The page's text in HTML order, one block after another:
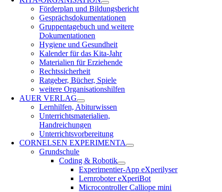
Förderplan und Bildungsbericht
Gesprächsdokumentationen
Gruppentagebuch und weitere
Dokumentationen
Hygiene und Gesundheit
Kalender für das Kita-Jahr
Materialien für Erziehende
Rechtssicherheit
Ratgeber, Bücher, Spiele
weitere Organisationshilfen
AUER VERLAG
Lernhilfen, Abiturwissen
Unterrichtsmaterialien,
Handreichungen
Unterrichtsvorbereitung
CORNELSEN EXPERIMENTA
Grundschule
Coding & Robotik
Experimentier-App eXperilyser
Lernroboter eXperiBot
Microcontroller Calliope mini